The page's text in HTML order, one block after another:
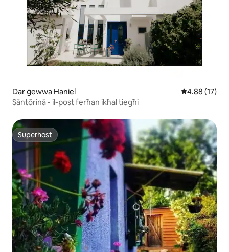
Dar ġewwa Haniel Rating
4.88 (17)
Sāntõrinā - il-post ferħan ikħal tiegħi
Superhost
Superhost